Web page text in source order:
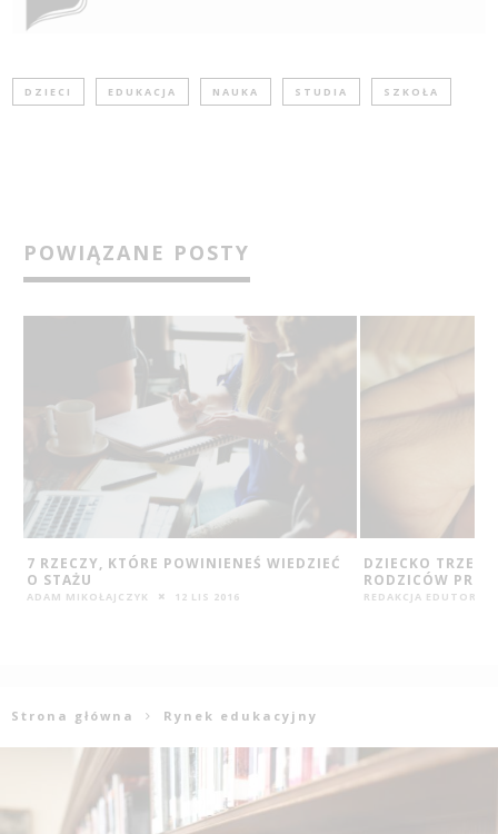
DZIECI EDUKACJA NAUKA STUDIA SZKOŁA
POWIĄZANE POSTY
DZIECKO TRZECH BIOLOGICZNYCH
RODZICÓW PRZYSZŁO NA ŚWIAT
REDAKCJA EDUTORIAL.PL 13 PAŹ 2016
STUDENT NA
POKIEROWAĆ
ZAWODOWĄ?
Strona główna Rynek edukacyjny